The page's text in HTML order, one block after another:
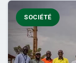
SOCIÉTÉ